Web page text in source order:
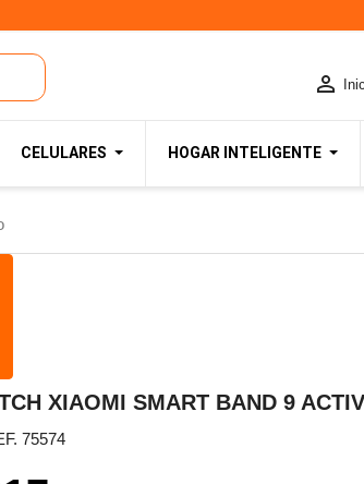

CELULARES HOGAR INTELIGENTE
XIAOMI SMART BAND 9
75574